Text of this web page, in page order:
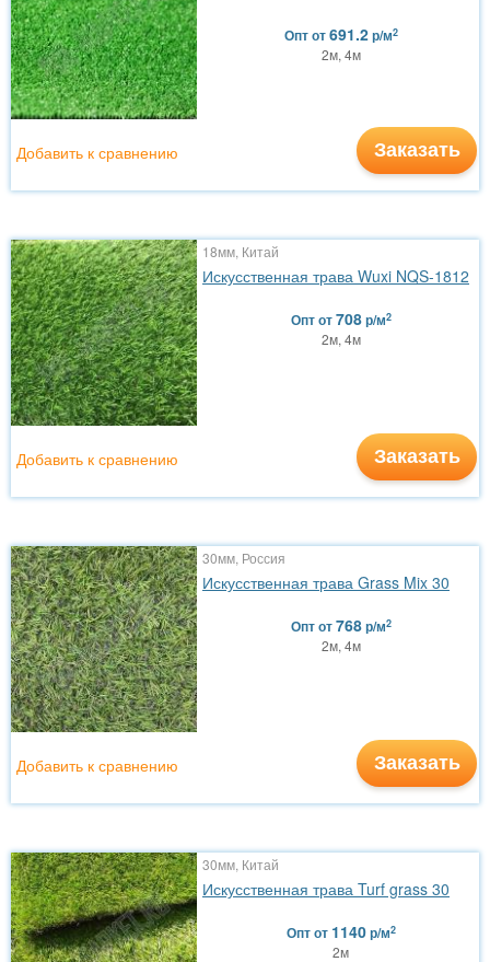
Оптот691.2р/м2
2м, 4м
Заказать
Добавить к сравнению
18мм, Китай
Искусственная трава Wuxi NQS-1812
Оптот708р/м2
2м, 4м
Заказать
Добавить к сравнению
30мм, Россия
Искусственная трава Grass Mix 30
Оптот768р/м2
2м, 4м
Заказать
Добавить к сравнению
30мм, Китай
Искусственная трава Turf grass 30
Оптот 1140р/м2
2м